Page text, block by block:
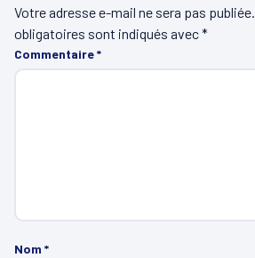
Votre adresse e-mail ne sera pas publiée.
obligatoires sont indiqués avec*
Commentaire*
Nom *